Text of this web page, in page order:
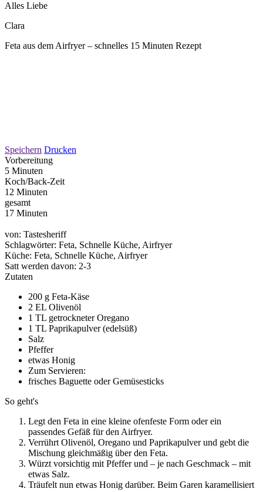
Alles Liebe
Clara
Feta aus dem Airfryer – schnelles 15 Minuten Rezept
Speichern Drucken
Vorbereitung
5 Minuten
Koch/Back-Zeit
12 Minuten
gesamt
17 Minuten
von: Tastesheriff
Schlagwörter: Feta, Schnelle Küche, Airfryer
Küche: Feta, Schnelle Küche, Airfryer
Satt werden davon: 2-3
Zutaten
200 g Feta-Käse
2 EL Olivenöl
1 TL getrockneter Oregano
1 TL Paprikapulver (edelsüß)
Salz
Pfeffer
etwas Honig
Zum Servieren:
frisches Baguette oder Gemüsesticks
So geht's
Legt den Feta in eine kleine ofenfeste Form oder ein
passendes Gefäß für den Airfryer.
Verrührt Olivenöl, Oregano und Paprikapulver und gebt die
Mischung gleichmäßig über den Feta.
Würzt vorsichtig mit Pfeffer und – je nach Geschmack – mit
etwas Salz.
Träufelt nun etwas Honig darüber. Beim Garen karamellisiert